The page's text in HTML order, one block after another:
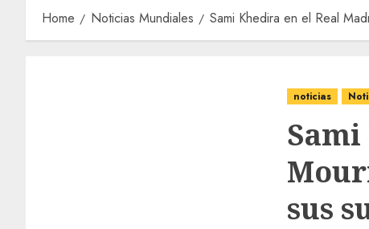
Home Noticias Mundiales Sami Khedira en el Real
noticias
sus